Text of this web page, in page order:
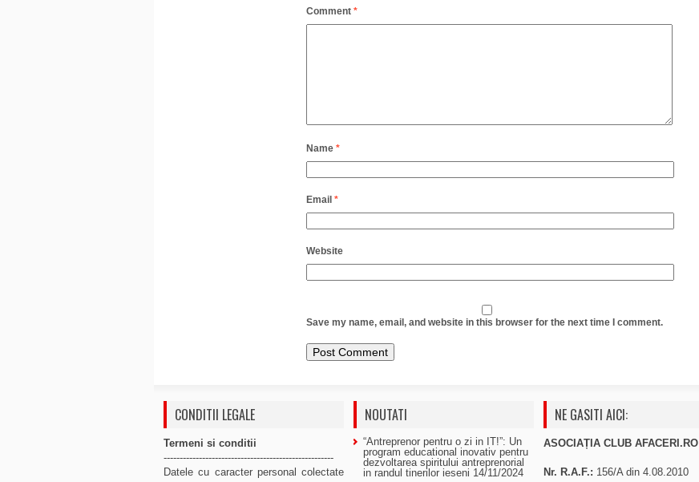
Comment *
Name *
Email *
Website
Save my name, email, and website in this browser for the next time I comment.
CONDITII LEGALE
Termeni si conditii
-----------------------------------------------------
Datele cu caracter personal colectate
NOUTATI
“Antreprenor pentru o zi in IT!”: Un
program educational inovativ pentru
dezvoltarea spiritului antreprenorial
in randul tinerilor ieseni 14/11/2024
NE GASITI AICI:
ASOCIAȚIA CLUB AFACERI.RO
Nr. R.A.F.: 156/A din 4.08.2010